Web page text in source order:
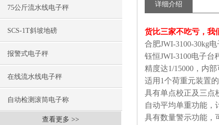
75公斤流水线电子秤
SCS-1T斜坡地磅
报警式电子秤
在线流水线电子秤
自动检测滚筒电子称
查看更多 >>
详细介绍
货比三家不吃亏，我
合肥JWI-3100-30kg
钰恒JWI-3100电子台
精度达1/15000，内
适用1个荷重元装置
具有单点校正及三点
自动平均单重功能
具有数量警示功能，